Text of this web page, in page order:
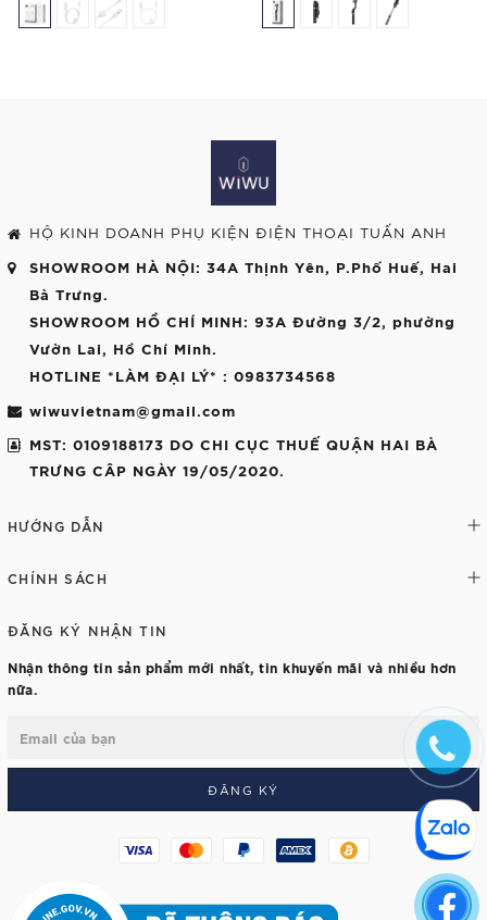
HỘ KINH DOANH PHỤ KIỆN ĐIỆN THOẠI TUẤN ANH
SHOWROOM HÀ NỘI: 34A Thịnh Yên, P.Phố Huế, Hai
Bà Trưng.
SHOWROOM HỒ CHÍ MINH: 93A Đường 3/2, phường
Vườn Lai, Hồ Chí Minh.
HOTLINE *LÀM ĐẠI LÝ* : 0983734568
wiwuvietnam@gmail.com
MST: 0109188173 DO CHI CỤC THUẾ QUẬN HAI BÀ
TRƯNG CÂP NGÀY 19/05/2020.
HƯỚNG DẪN
CHÍNH SÁCH
ĐĂNG KÝ NHẬN TIN
Nhận thông tin sản phẩm mới nhất, tin khuyến mãi và nhiều hơn
nữa.
ĐĂNG KÝ